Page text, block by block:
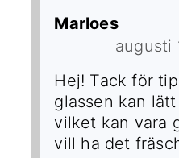
Marloes
augusti
Hej! Tack för
glassen kan
vilket kan vara
vill ha det